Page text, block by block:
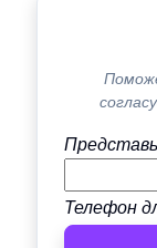
Телефон